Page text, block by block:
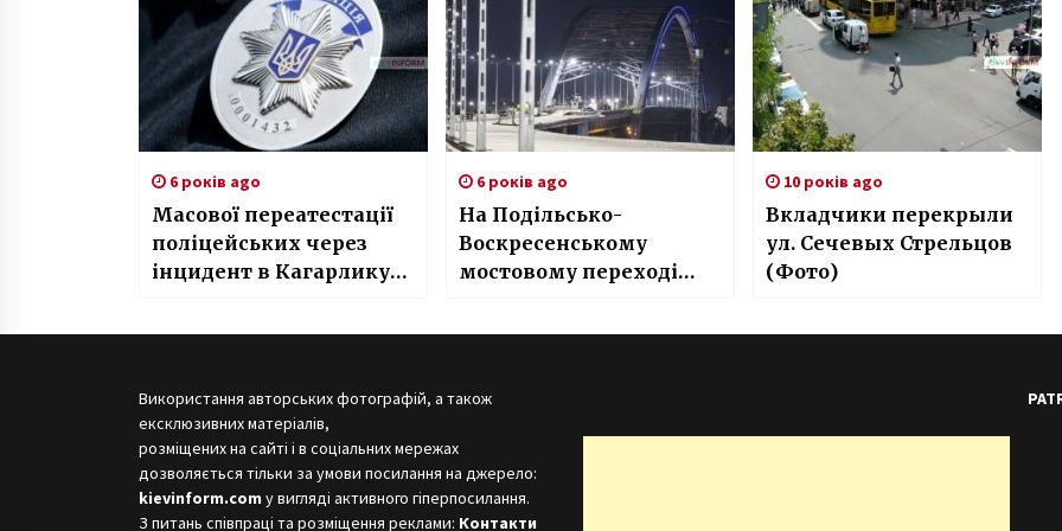
6 років ago
Масової переатестації
поліцейських через
інцидент в Кагарлику
6 років ago
На Подільсько-
Воскресенському
мостовому переході
10 років ago
Вкладчики перекрыли
ул. Сечевых Стрельцов
(Фото)
Використання авторських фотографій, а також
ексклюзивних матеріалів,
розміщених на сайті і в соціальних мережах
дозволяється тільки за умови посилання на джерело:
kievinform.com у вигляді активного гіперпосилання.
З питань співпраці та розміщення реклами: Контакти